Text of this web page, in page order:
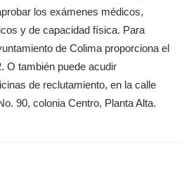
los exámenes médicos,
y de capacidad física. Para
de Colima proporciona el
O también puede acudir
de reclutamiento, en la calle
90, colonia Centro, Planta Alta.